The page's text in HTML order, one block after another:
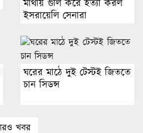
মাথায় গুলি করে হত্যা করল
ইসরায়েলি সেনারা
ঘরের মাঠে দুই টেস্টই জিততে
চান সিডন্স
খবর